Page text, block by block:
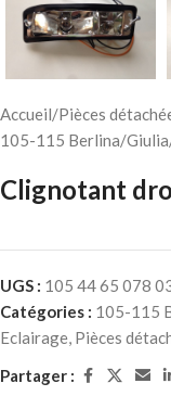
Accueil/Pièces
105-115 Berlina/
Clignotant
UGS : 105 44 65 078
Catégories : 105-115
Eclairage, Pièces
Partager :